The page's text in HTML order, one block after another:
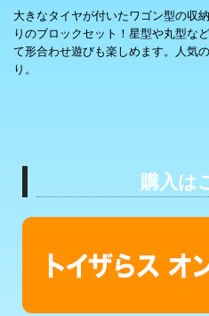
大きなタイヤが付いたワゴン型の収
りのブロックセット！星型や丸型な
て形合わせ遊びも楽しめます。人気
り。
購入は